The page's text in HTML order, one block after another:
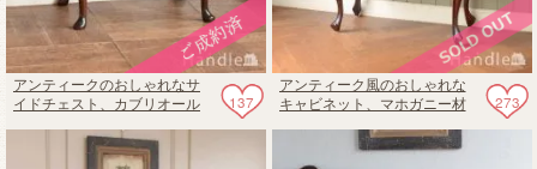
137
アンティークのおしゃれなサ
イドチェスト、カブリオール
273
アンティーク風のおしゃれな
キャビネット、マホガニー材